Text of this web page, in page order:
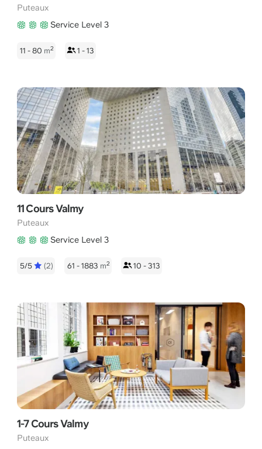
Puteaux
Service Level 3
11 - 80 m2 1 - 13
11 Cours Valmy
Puteaux
Service Level 3
5/5 (2) 61 - 1883 m2 10 - 313
1-7 Cours Valmy
Puteaux